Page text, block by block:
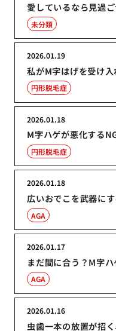
愛しているなら見過
未分類
私がM字はげを受け
2026.01.19
円形脱毛症
M字ハゲが悪化する
2026.01.18
円形脱毛症
広いおでこを武器に
2026.01.18
AGA
まだ間に合う？M字
2026.01.17
AGA
虫歯一本の放置が招
2026.01.16